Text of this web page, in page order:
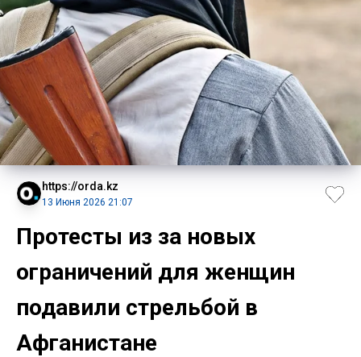
https://orda.kz
13 Июня 2026 21:07
Протесты из за новых
ограничений для женщин
подавили стрельбой в
Афганистане